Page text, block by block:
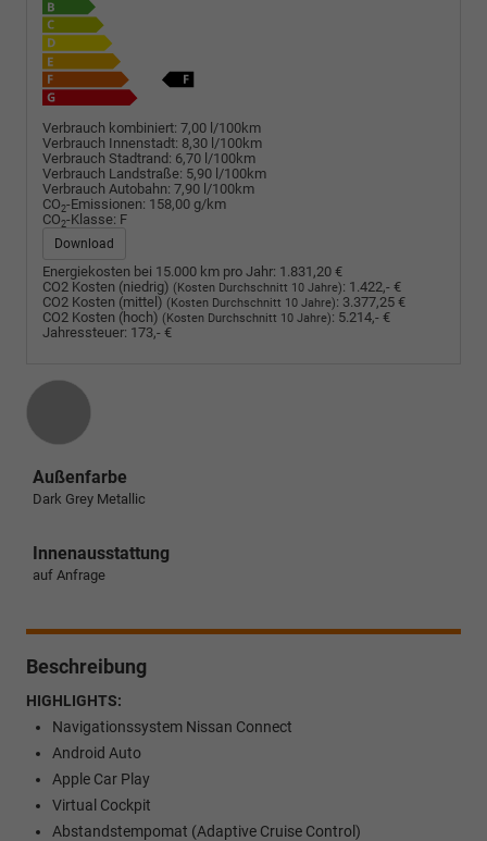
Verbrauch kombiniert: 7,00 l/100km
Verbrauch Innenstadt: 8,30 l/100km
Verbrauch Stadtrand: 6,70 l/100km
Verbrauch Landstraße: 5,90 l/100km
Verbrauch Autobahn: 7,90 l/100km
CO2-Emissionen: 158,00 g/km
CO2-Klasse: F
Download
Energiekosten bei 15.000 km pro Jahr: 1.831,20 €
CO2 Kosten (niedrig) (Kosten Durchschnitt 10 Jahre): 1.422,- €
CO2 Kosten (mittel) (Kosten Durchschnitt 10 Jahre): 3.377,25 €
CO2 Kosten (hoch) (Kosten Durchschnitt 10 Jahre): 5.214,- €
Jahressteuer: 173,- €
Außenfarbe
Dark Grey Metallic
Innenausstattung
auf Anfrage
Beschreibung
HIGHLIGHTS:
Navigationssystem Nissan Connect
Android Auto
Apple Car Play
Virtual Cockpit
Abstandstempomat (Adaptive Cruise Control)